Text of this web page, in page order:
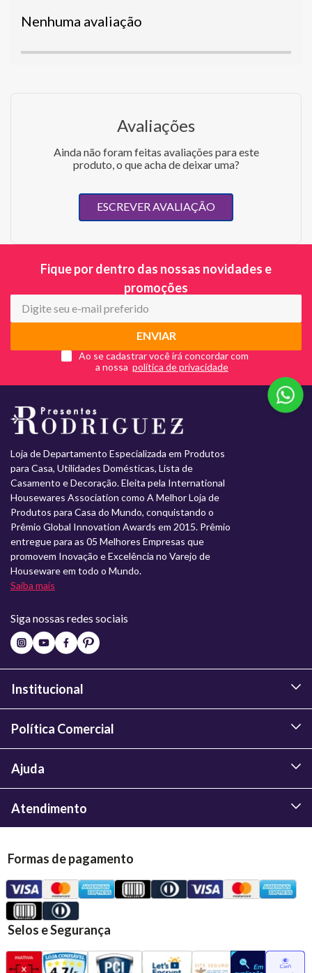
Nenhuma avaliação
Avaliações
Ainda não foram feitas avaliações para este
produto, o que acha de deixar uma?
ESCREVER AVALIAÇÃO
Fique por dentro das nossas novidades e
promoções
ENVIAR
Ao se cadastrar você irá concordar com
a nossa
Loja de Departamento Especializada em Produtos
para Casa, Utilidades Domésticas, Lista de
Casamento e Decoração. Eleita pela International
Housewares Association como A Melhor Loja de
Produtos para Casa do Mundo, conquistando o
Prêmio Global Innovation Awards em 2015. Prêmio
entregue para as 05 Melhores Empresas que
promovem Inovação e Excelência no Varejo de
Houseware em todo o Mundo.
Saiba mais
Siga nossas redes sociais
Institucional
Política Comercial
Ajuda
Atendimento
Formas de pagamento
Selos e Segurança